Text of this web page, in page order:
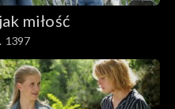
miłość
1397